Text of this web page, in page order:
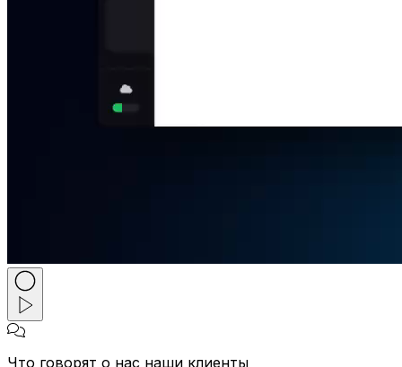
Что говорят о нас наши клиенты